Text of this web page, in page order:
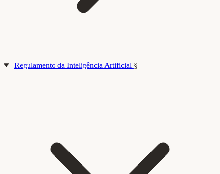
Regulamento da Inteligência Artificial §